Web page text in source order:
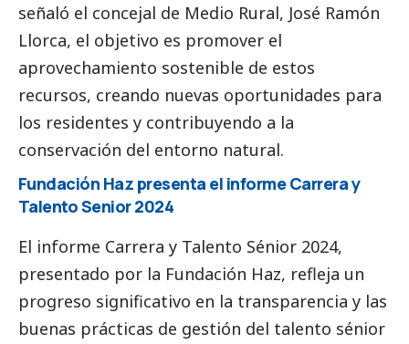
señaló el concejal de Medio Rural, José Ramón
Llorca, el objetivo es promover el
aprovechamiento sostenible de estos
recursos, creando nuevas oportunidades para
los residentes y contribuyendo a la
conservación del entorno natural.
Fundación Haz presenta el informe Carrera y
Talento Senior 2024
El informe Carrera y Talento Sénior 2024,
presentado por la Fundación Haz, refleja un
progreso significativo en la transparencia y las
buenas prácticas de gestión del talento sénior